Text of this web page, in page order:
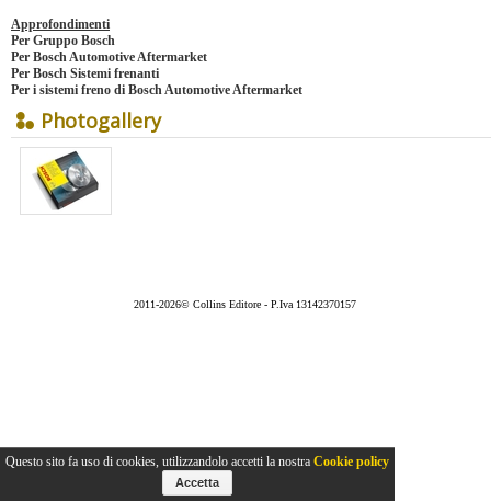
Approfondimenti
Per Gruppo Bosch
Per Bosch Automotive Aftermarket
Per Bosch Sistemi frenanti
Per i sistemi freno di Bosch Automotive Aftermarket
Photogallery
2011-2026© Collins Editore - P.Iva 13142370157
Questo sito fa uso di cookies, utilizzandolo accetti la nostra Cookie policy
Accetta